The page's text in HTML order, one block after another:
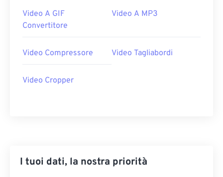
Video A GIF
Convertitore
Video A MP3
Video Compressore Video Tagliabordi
Video Cropper
I tuoi dati, la nostra priorità